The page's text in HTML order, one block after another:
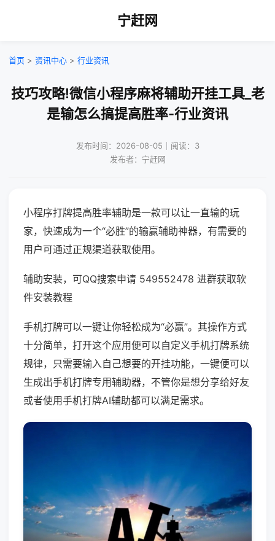
宁赶网
首页 > 资讯中心 > 行业资讯
技巧攻略!微信小程序麻将辅助开挂工具_老
是输怎么搞提高胜率-行业资讯
发布时间：2026-08-05｜阅读：3
发布者：宁赶网
小程序打牌提高胜率辅助是一款可以让一直输的玩
家，快速成为一个“必胜”的输赢辅助神器，有需要的
用户可通过正规渠道获取使用。
辅助安装，可QQ搜索申请 549552478 进群获取软
件安装教程
手机打牌可以一键让你轻松成为“必赢”。其操作方式
十分简单，打开这个应用便可以自定义手机打牌系统
规律，只需要输入自己想要的开挂功能，一键便可以
生成出手机打牌专用辅助器，不管你是想分享给好友
或者使用手机打牌AI辅助都可以满足需求。